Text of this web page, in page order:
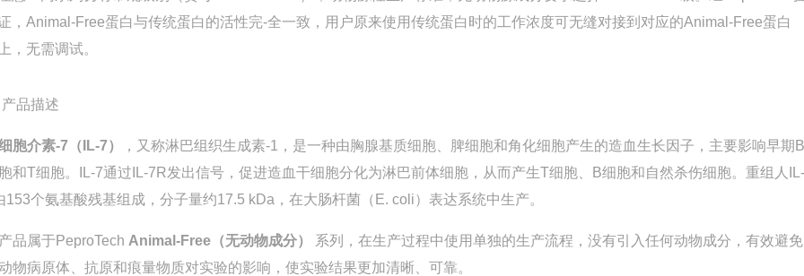
，Animal-Free蛋白与传统蛋白的活性完-全一致，用户原来使用传统蛋白时的工作浓度可无缝对接到对应的Animal-Free蛋白
上，无需调试。
产品描述
胞介素-7（IL-7）
，又称淋巴组织生成素-1，是一种由胸腺基质细胞、脾细胞和角化细胞产生的造血生长因子，主要影响早期
和T细胞。IL-7通过IL-7R发出信号，促进造血干细胞分化为淋巴前体细胞，从而产生T细胞、B细胞和自然杀伤细胞。重组人
153个氨基酸残基组成，分子量约17.5 kDa，在大肠杆菌（E. coli）表达系统中生产。
品属于PeproTech Animal-Free（无动物成分）
系列，在生产过程中使用单独的生产流程，没有引入任何动物成分，有效避免
物病原体、抗原和痕量物质对实验的影响，使实验结果更加清晰、可靠。